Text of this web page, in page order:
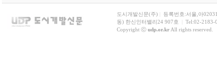
도시개발신문(주)
등록번호:서울,아
동) 한신인터밸리24 907호
Tel:02-2183-
Copyright ⓒ udp.or.krAll rights reserved.